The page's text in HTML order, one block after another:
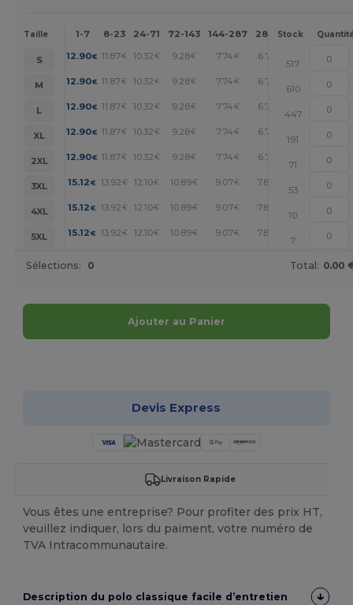
Taille 1-7 8-23 24-71 72-143 144-287 288 + Plus
Stock
S 12.90€ 11.87€ 10.32€ 9.28€ 7.74€ 6.71 +
517
M
12.90€ 11.87€ 10.32€ 9.28€ 7.74€ 6.71 +
610
L
12.90€ 11.87€ 10.32€ 9.28€ 7.74€ 6.71 +
447
XL
12.90€ 11.87€ 10.32€ 9.28€ 7.74€ 6.71 +
191
2XL
12.90€ 11.87€ 10.32€ 9.28€ 7.74€ 6.71 +
71
3XL
15.12 € 13.92€ 12.10€ 10.89€ 9.07€ 7.87 +
53
4XL
15.12 € 13.92€ 12.10€ 10.89€ 9.07€ 7.87 +
10
5XL
15.12 € 13.92€ 12.10€ 10.89€ 9.07€ 7.87
7
Sélections: 0 Total: 0.00
Ajouter au Panier
Devis Express
Livraison Rapide
Vous êtes une entreprise? Pour profiter des prix HT,
veuillez indiquer, lors du paiment, votre numéro de
TVA Intracommunautaire.
Description du polo classique facile d’entretien